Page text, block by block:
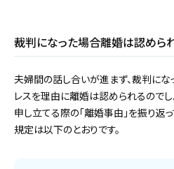
裁判になった場合離婚は認めら
夫婦間の話し合いが進まず、裁判にな
レスを理由に離婚は認められるので
申し立てる際の「離婚事由」を振り返
規定は以下のとおりです。